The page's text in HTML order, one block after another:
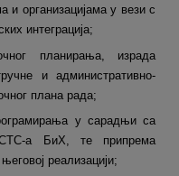
и организацијама у вези с
интеграција;
планирања, израда
и административно-
плана рада;
у сарадњи са
а БиХ, те припрема
реализацији;